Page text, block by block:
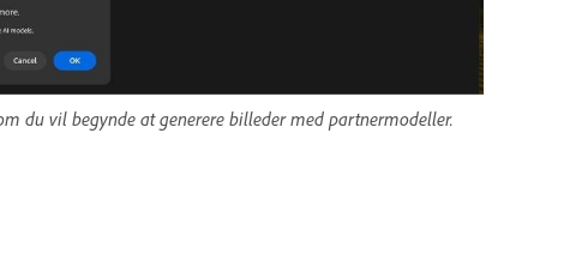
du vil begynde at generere billeder med partnermodeller.